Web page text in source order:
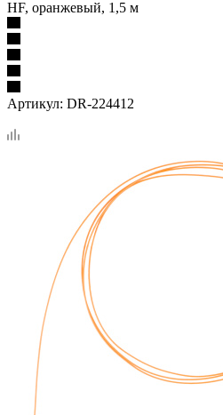
HF, оранжевый, 1,5 м
Артикул: DR-224412